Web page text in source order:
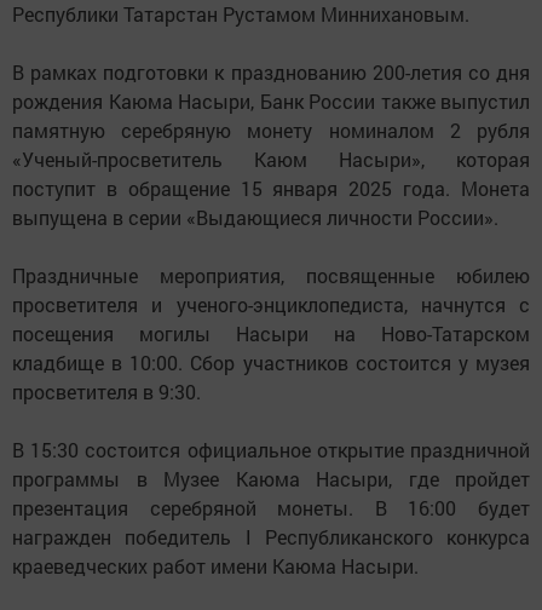
Республики Татарстан Рустамом Миннихановым.
В рамках подготовки к празднованию 200-летия со дня
рождения Каюма Насыри, Банк России также выпустил
памятную серебряную монету номиналом 2 рубля
«Ученый-просветитель Каюм Насыри», которая
поступит в обращение 15 января 2025 года. Монета
выпущена в серии «Выдающиеся личности России».
Праздничные мероприятия, посвященные юбилею
просветителя и ученого-энциклопедиста, начнутся с
посещения могилы Насыри на Ново-Татарском
кладбище в 10:00. Сбор участников состоится у музея
просветителя в 9:30.
В 15:30 состоится официальное открытие праздничной
программы в Музее Каюма Насыри, где пройдет
презентация серебряной монеты. В 16:00 будет
награжден победитель I Республиканского конкурса
краеведческих работ имени Каюма Насыри.